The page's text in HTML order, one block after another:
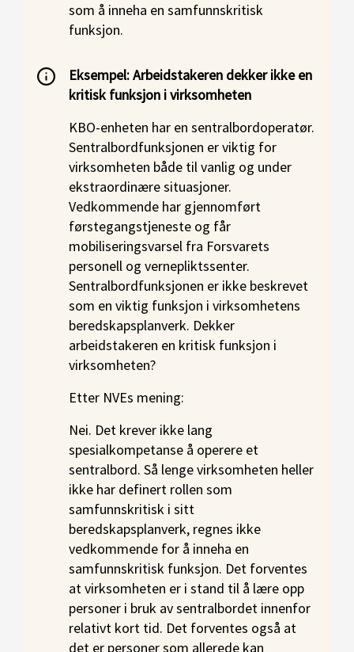
som å inneha en samfunnskritisk
funksjon.
Eksempel: Arbeidstakeren dekker ikke en
kritisk funksjon i virksomheten
KBO-enheten har en sentralbordoperatør.
Sentralbordfunksjonen er viktig for
virksomheten både til vanlig og under
ekstraordinære situasjoner.
Vedkommende har gjennomført
førstegangstjeneste og får
mobiliseringsvarsel fra Forsvarets
personell og vernepliktssenter.
Sentralbordfunksjonen er ikke beskrevet
som en viktig funksjon i virksomhetens
beredskapsplanverk. Dekker
arbeidstakeren en kritisk funksjon i
virksomheten?
Etter NVEs mening:
Nei. Det krever ikke lang
spesialkompetanse å operere et
sentralbord. Så lenge virksomheten heller
ikke har definert rollen som
samfunnskritisk i sitt
beredskapsplanverk, regnes ikke
vedkommende for å inneha en
samfunnskritisk funksjon. Det forventes
at virksomheten er i stand til å lære opp
personer i bruk av sentralbordet innenfor
relativt kort tid. Det forventes også at
det er personer som allerede kan